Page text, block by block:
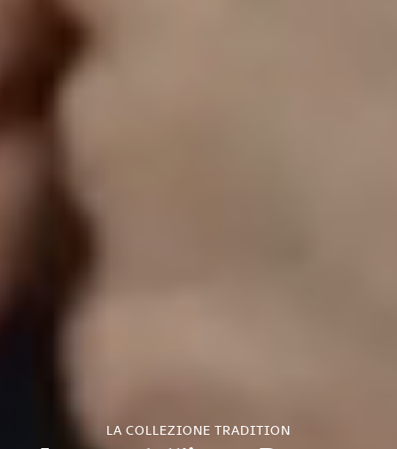
LA COLLEZIONE TRADITION